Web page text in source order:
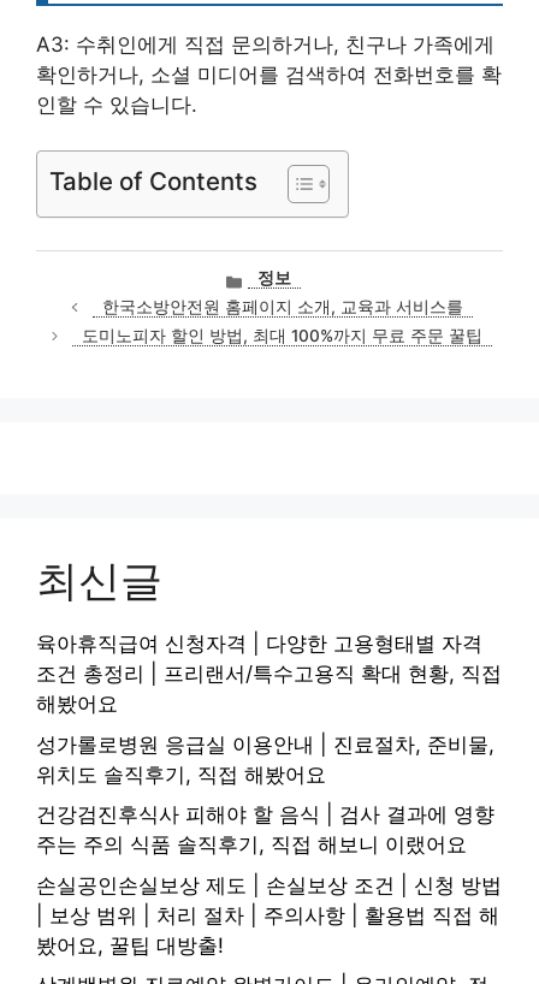
A3: 수취인에게 직접 문의하거나, 친구나 가족에게
확인하거나, 소셜 미디어를 검색하여 전화번호를 확
인할 수 있습니다.
Table of Contents
카
테
고
리
정보
한국소방안전원 홈페이지 소개, 교육과 서비스를
도미노피자 할인 방법, 최대 100%까지 무료 주문 꿀팁
최신글
육아휴직급여 신청자격 | 다양한 고용형태별 자격
조건 총정리 | 프리랜서/특수고용직 확대 현황, 직접
해봤어요
성가롤로병원 응급실 이용안내 | 진료절차, 준비물,
위치도 솔직후기, 직접 해봤어요
건강검진후식사 피해야 할 음식 | 검사 결과에 영향
주는 주의 식품 솔직후기, 직접 해보니 이랬어요
손실공인손실보상 제도 | 손실보상 조건 | 신청 방법
| 보상 범위 | 처리 절차 | 주의사항 | 활용법 직접 해
봤어요, 꿀팁 대방출!